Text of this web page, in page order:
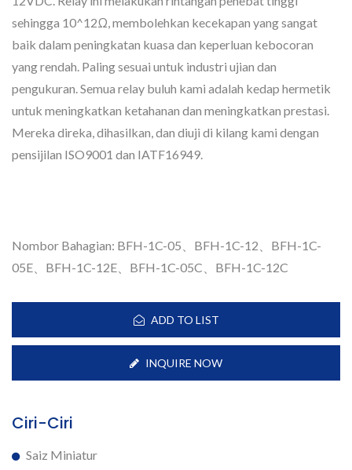
sehingga 10^12Ω, membolehkan kecekapan yang sangat
baik dalam peningkatan kuasa dan keperluan kebocoran
yang rendah. Paling sesuai untuk industri ujian dan
pengukuran. Semua relay buluh kami adalah kedap hermetik
untuk meningkatkan ketahanan dan meningkatkan prestasi.
Mereka direka, dihasilkan, dan diuji di kilang kami dengan
pensijilan ISO9001 dan IATF16949.
Nombor Bahagian: BFH-1C-05、BFH-1C-12、BFH-1C-
05E、BFH-1C-12E、BFH-1C-05C、BFH-1C-12C
ADD TO LIST
INQUIRE NOW
Ciri-Ciri
Saiz Miniatur